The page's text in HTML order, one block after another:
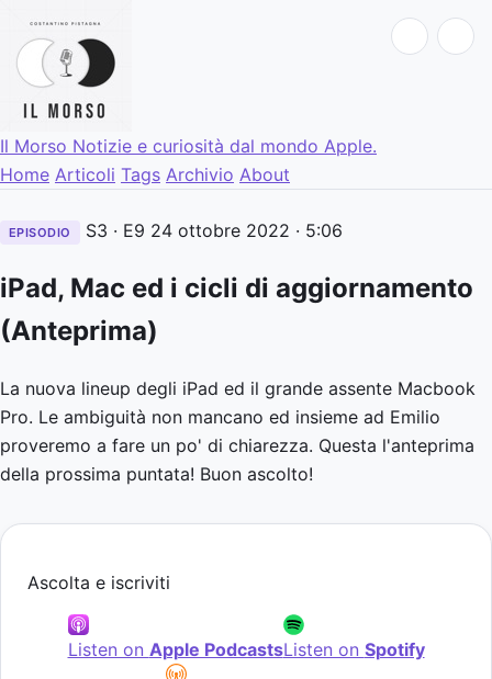
Il Morso Notizie e curiosità dal mondo Apple.
Home Articoli Tags Archivio About
EPISODIO S3 · E9 24 ottobre 2022 · 5:06
iPad, Mac ed i cicli di aggiornamento
(Anteprima)
La nuova lineup degli iPad ed il grande assente Macbook
Pro. Le ambiguità non mancano ed insieme ad Emilio
proveremo a fare un po' di chiarezza. Questa l'anteprima
della prossima puntata! Buon ascolto!
Ascolta e iscriviti
Listen on Apple PodcastsListen on Spotify